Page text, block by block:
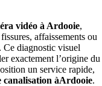
vidéo à Ardooie,
affaissements ou
Ce diagnostic visuel
exactement l’origine du
un service rapide,
canalisation àArdooie.